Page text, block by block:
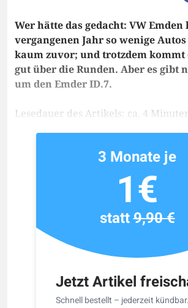
Wer hätte das gedacht: VW
vergangenen Jahr so wenige
kaum zuvor; und trotzdem kommt
gut über die Runden. Aber es gibt
um den Emder ID.7.
Lesedauer des Artikels: ca. 4
Jetzt Artikel
Schnell bestellt – jederzeit kündbar.
3 Monate je
1€
statt9,90 €